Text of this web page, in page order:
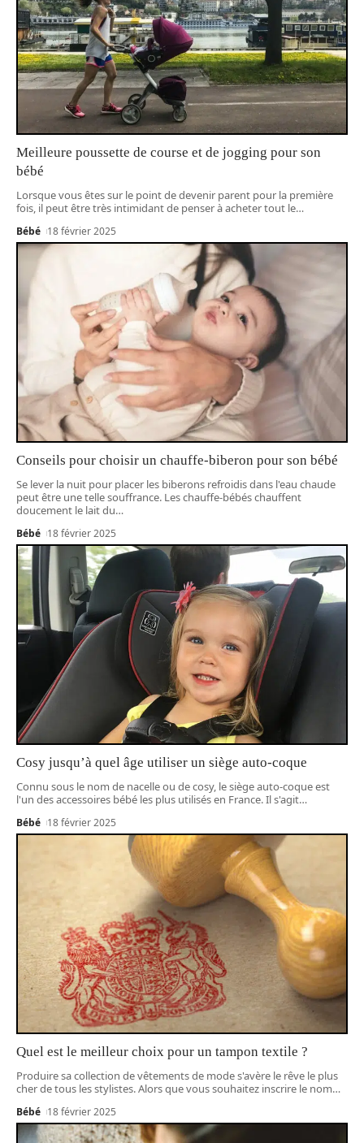
Meilleure poussette de course et de jogging pour son
bébé
Lorsque vous êtes sur le point de devenir parent pour la première
fois, il peut être très intimidant de penser à acheter tout le…
Bébé 18 février 2025
Conseils pour choisir un chauffe-biberon pour son bébé
Se lever la nuit pour placer les biberons refroidis dans l'eau chaude
peut être une telle souffrance. Les chauffe-bébés chauffent
doucement le lait du…
Bébé 18 février 2025
Cosy jusqu’à quel âge utiliser un siège auto-coque
Connu sous le nom de nacelle ou de cosy, le siège auto-coque est
l'un des accessoires bébé les plus utilisés en France. Il s'agit…
Bébé 18 février 2025
Quel est le meilleur choix pour un tampon textile ?
Produire sa collection de vêtements de mode s'avère le rêve le plus
cher de tous les stylistes. Alors que vous souhaitez inscrire le nom…
Bébé 18 février 2025